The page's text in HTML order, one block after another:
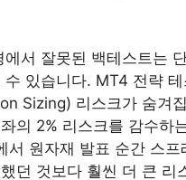
서 잘못된 백테스트는
있습니다. MT4 전략
Sizing) 리스크가 숨겨
의 2% 리스크를 감수하
서 원자재 발표 순간 스
던 것보다 훨씬 더 큰 리